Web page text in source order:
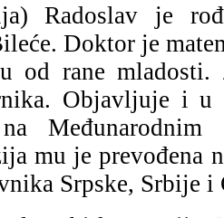
Radoslav je
Doktor je
od rane
Objavljuje i u
Međunarodnim
mu je prevođena
Srpske, Srbije i